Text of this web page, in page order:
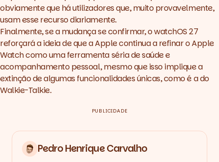
obviamente que há utilizadores que, muito provavelmente,
usam esse recurso diariamente.
Finalmente, se a mudança se confirmar, o watchOS 27
reforçará a ideia de que a Apple continua a refinar o Apple
Watch como uma ferramenta séria de saúde e
acompanhamento pessoal, mesmo que isso implique a
extinção de algumas funcionalidades únicas, como é a do
Walkie-Talkie.
PUBLICIDADE
Pedro Henrique Carvalho